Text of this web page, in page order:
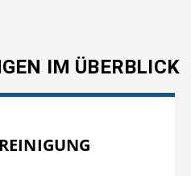
IM ÜBERBLICK